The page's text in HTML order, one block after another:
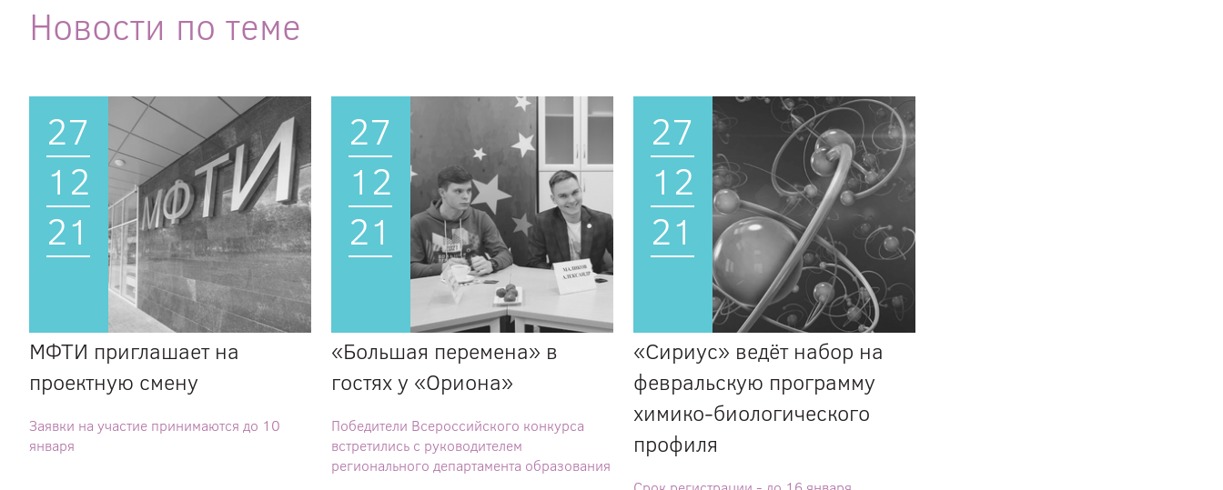
Новости по теме
27
12
21
МФТИ приглашает на
проектную смену
Заявки на участие принимаются до 10
января
27
12
21
«Большая перемена» в
гостях у «Ориона»
Победители Всероссийского конкурса
встретились с руководителем
регионального департамента образования
27
12
21
«Сириус» ведёт набор на
февральскую программу
химико-биологического
профиля